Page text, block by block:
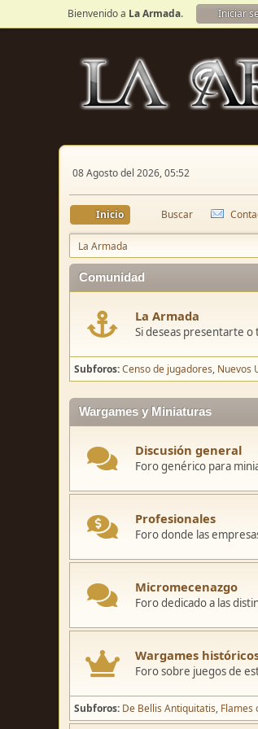
Bienvenido a La Armada. Iniciar
08 Agosto del 2026, 05:52
Inicio Buscar
La Armada
Comunidad
La Armada
Si deseas presentarte o
Subforos Censo de jugadores Nuevos
Wargames y Miniaturas
Discusión general
Foro genérico para
Profesionales
Foro donde las
Micromecenazgo
Foro dedicado a las
Wargames
Foro sobre juegos de
Subforos De Bellis Antiquitatis Flames